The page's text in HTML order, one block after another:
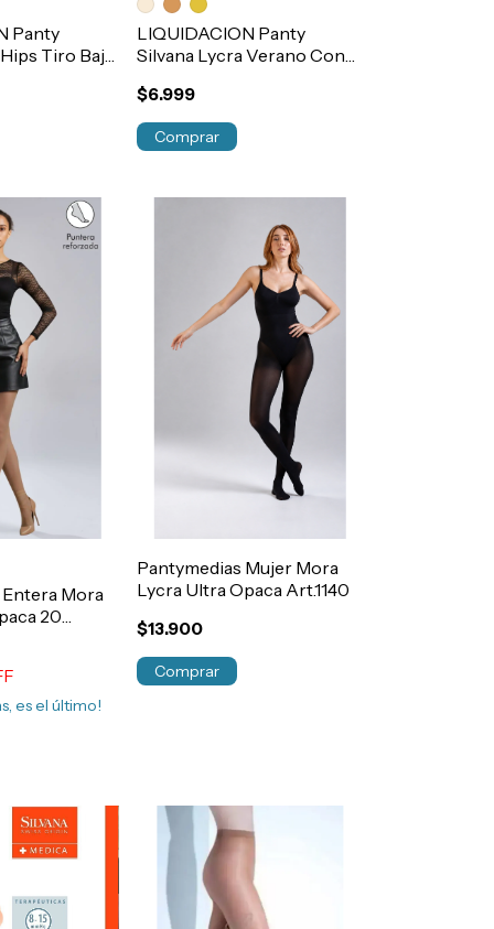
Panty
Tiro Bajo
LIQUIDACION Panty
Silvana Lycra Verano Con
Art.3015
$6.999
Comprar
Mora
20
es el último!
Pantymedias Mujer Mora
Lycra Ultra Opaca Art.1140
$13.900
Comprar